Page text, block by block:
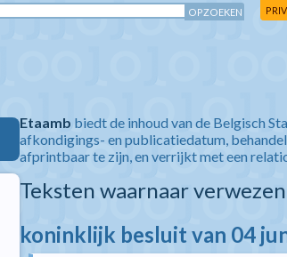
Etaamb biedt de inhoud van de Belgisch
afkondigings- en publicatiedatum,
afprintbaar te zijn, en verrijkt met een
Teksten waarnaar
koninklijk besluit van 04